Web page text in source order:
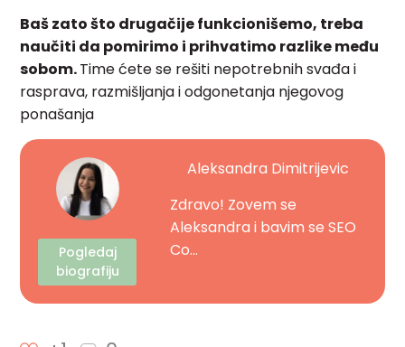
Baš zato što drugačije funkcionišemo, treba
naučiti da pomirimo i prihvatimo razlike među
sobom.Time ćete se rešiti nepotrebnih svađa i
rasprava, razmišljanja i odgonetanja njegovog
ponašanja
Pogledaj
biografiju
Aleksandra Dimitrijevic
Zdravo! Zovem se
Aleksandra i bavim se SEO
Co...